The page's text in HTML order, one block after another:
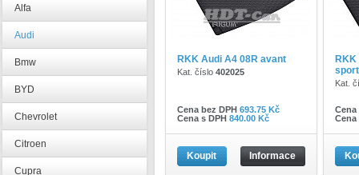
RKK Audi A4 08R avant
Kat. číslo 402025
Cena bez DPH 693.75 Kč
Cena s DPH 840.00 Kč
Koupit Informace
Kat.
Alfa
Audi
Bmw
BYD
Chevrolet
Citroen
Cupra